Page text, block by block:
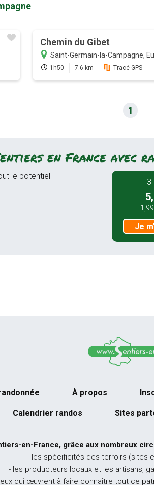
Chemin du Gibet
Saint-Germain-la-Campagne,
1h50 7.6 km Tracé GPS
1
en France avec
le potentiel
3
Je
À propos
Calendrier randos Sites
en-France, grâce aux nombreux
- les spécificités des terroirs (sites
- les producteurs locaux et les artisans,
qui œuvrent à faire connaître tout ce